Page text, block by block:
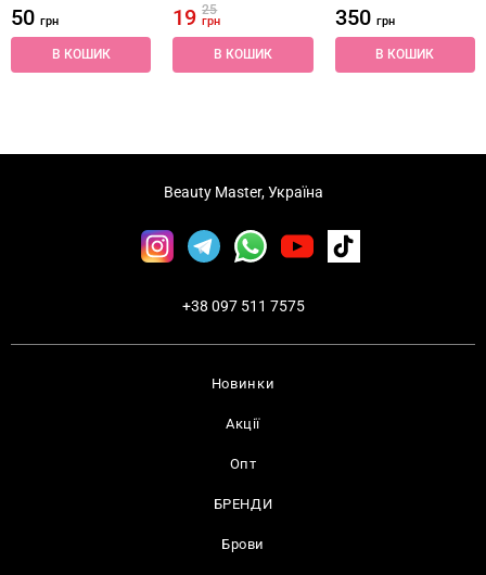
50 грн
В КОШИК
1925
грн
В КОШИК
350 грн
В КОШИК
Новинки
Акції
Опт
БРЕНДИ
Брови
Beauty Master, Україна
+38 097 511 7575